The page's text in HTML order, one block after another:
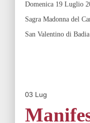
Domenica 19 Luglio
Sagra Madonna del
San Valentino di
03 Lug